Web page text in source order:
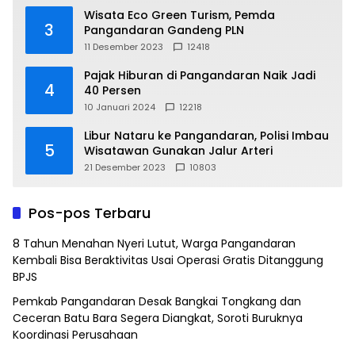
3
Wisata Eco Green Turism, Pemda
Pangandaran Gandeng PLN
11 Desember 2023 12418
4
Pajak Hiburan di Pangandaran Naik Jadi
40 Persen
10 Januari 2024 12218
5
Libur Nataru ke Pangandaran, Polisi Imbau
Wisatawan Gunakan Jalur Arteri
21 Desember 2023 10803
Pos-pos Terbaru
8 Tahun Menahan Nyeri Lutut, Warga Pangandaran
Kembali Bisa Beraktivitas Usai Operasi Gratis Ditanggung
BPJS
Pemkab Pangandaran Desak Bangkai Tongkang dan
Ceceran Batu Bara Segera Diangkat, Soroti Buruknya
Koordinasi Perusahaan